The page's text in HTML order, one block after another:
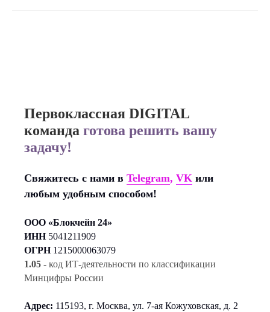
Первоклассная DIGITAL
команда готова решить вашу
задачу!
Свяжитесь с нами в Telegram, VK или
любым удобным способом!
ООО «Блокчейн 24»
ИНН 5041211909
ОГРН 1215000063079
1.05 - код ИТ-деятельности по классификации
Минцифры России
Адрес: 115193, г. Москва, ул. 7-ая Кожуховская, д. 2